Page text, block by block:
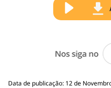
Data de publicação: 12 de